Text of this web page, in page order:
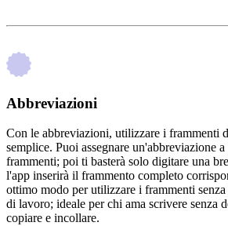
Abbreviazioni
Con le abbreviazioni, utilizzare i frammenti
semplice. Puoi assegnare un'abbreviazione
frammenti; poi ti basterà solo digitare una
l'app inserirà il frammento completo
ottimo modo per utilizzare i frammenti
di lavoro; ideale per chi ama scrivere senza
copiare e incollare.